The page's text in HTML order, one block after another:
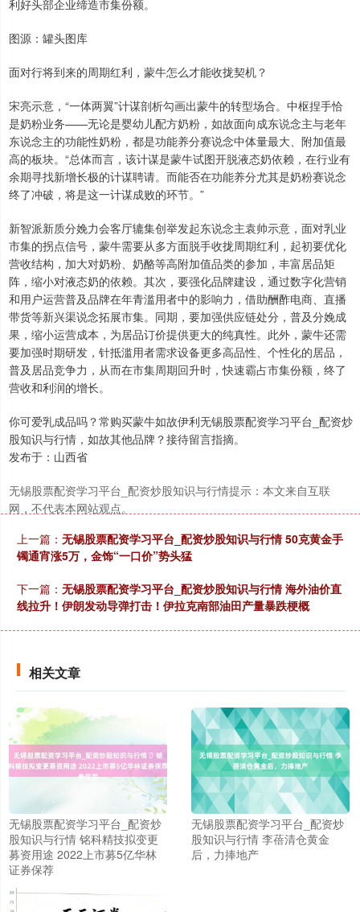
利好头部企业缔造市集份额。
图源：罐头图库
面对行将到来的周期红利，蒙牛怎么才能收拢契机？
宋亮示意，“一体两翼”计谋剖析勾画出蒙牛的转型场合。中枢捏手恰
是奶粉业务——无论是婴幼儿配方奶粉，如故面向成东说念主与老年
东说念主的功能性奶粉，都是功能养分赛说念中体量最大、附加值最
高的板块。“总体而言，该计谋是蒙牛试图开脱液态奶依赖，在行业有
余期寻找新增长极的计谋聘请。而能否在功能养分尤其是奶粉赛说念
终了冲破，将是这一计谋成败的环节。”
新智派新质分娩力会客厅辘集创举发起东说念主袁帅示意，面对乳业
市集的拐点信号，蒙牛需要从多方面脱手收拢周期红利，起初要优化
营收结构，加大对奶粉、奶酪等高附加值品类的参加，丰富居品矩
阵，缩小对液态奶的依赖。其次，要强化品牌建设，通过数字化营销
和用户运营普及品牌在年青滥用者中的影响力，借助酬酢电商、直播
带货等新兴渠说念拓展市集。同期，要加强供应链处分，普及分娩成
果，缩小运营成本，为居品订价提供更大的纯真性。此外，蒙牛还需
要加强时期研发，针抵滥用者需求设备更多高品性、个性化的居品，
普及居品竞争力，从而在市集周期回升时，快速霸占市集份额，终了
营收和利润的增长。
你可爱乳成品吗？常购买蒙牛如故伊利无锡股票配资学习平台_配资炒
股知识与行情，如故其他品牌？接待留言指摘。
发布于：山西省
无锡股票配资学习平台_配资炒股知识与行情提示：本文来自互联
网，不代表本网站观点。
上一篇： 无锡股票配资学习平台_配资炒股知识与行情 50克黄金手
镯通宵涨5万，金饰“一口价”势头猛
下一篇： 无锡股票配资学习平台_配资炒股知识与行情 海外油价直
线拉升！伊朗发动导弹打击！伊拉克南部油田产量暴跌梗概
相关文章
无锡股票配资学习平台_配资炒
股知识与行情 ​铭科精技拟变更
募资用途 2022上市募5亿华林
证券保荐
无锡股票配资学习平台_配资炒
股知识与行情 李蓓清仓黄金
后，力捧地产